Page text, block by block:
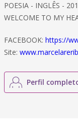
POESIA - INGLÊS -
WELCOME TO MY
FACEBOOK: https://
Site:
Perfil